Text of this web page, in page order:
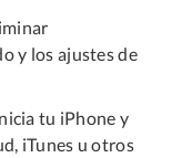
y los ajustes de
tu iPhone y
iTunes u otros